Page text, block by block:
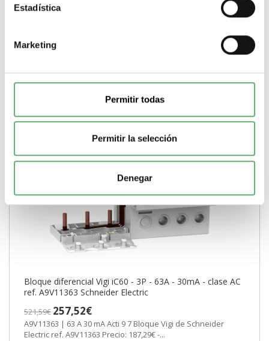
Estadística
Marketing
Permitir todas
Permitir la selección
Denegar
+
Bloque diferencial Vigi iC60 - 3P - 63A - 30mA - clase AC
ref. A9V11363 Schneider Electric
521,59€ 257,52€
A9V11363 | 63 A 30 mA Acti 9 7 Bloque Vigi de Schneider
Electric ref. A9V11363 Precio: 187,29€ -...